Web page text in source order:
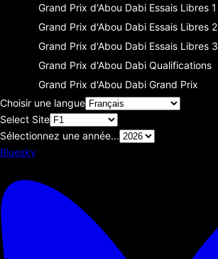
Grand Prix d'Abou Dabi Essais Libres 1
Grand Prix d'Abou Dabi Essais Libres 2
Grand Prix d'Abou Dabi Essais Libres 3
Grand Prix d'Abou Dabi Qualifications
Grand Prix d'Abou Dabi Grand Prix
Choisir une langue
Select Site
Sélectionnez une année...
Bluesky